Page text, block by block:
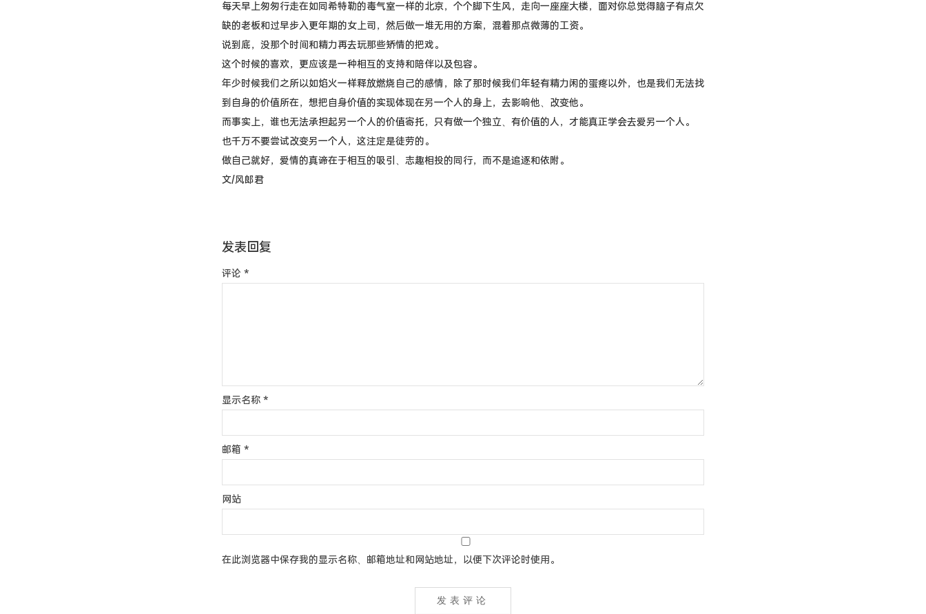
每天早上匆匆行走在如同希特勒的毒气室一样的北京，个个脚下生风，走向一座座大楼，面对你总觉得脑子有点欠
缺的老板和过早步入更年期的女上司，然后做一堆无用的方案，混着那点微薄的工资。
说到底，没那个时间和精力再去玩那些矫情的把戏。
这个时候的喜欢，更应该是一种相互的支持和陪伴以及包容。
年少时候我们之所以如焰火一样释放燃烧自己的感情，除了那时候我们年轻有精力闲的蛋疼以外，也是我们无法找
到自身的价值所在，想把自身价值的实现体现在另一个人的身上，去影响他、改变他。
而事实上，谁也无法承担起另一个人的价值寄托，只有做一个独立、有价值的人，才能真正学会去爱另一个人。
也千万不要尝试改变另一个人，这注定是徒劳的。
做自己就好，爱情的真谛在于相互的吸引、志趣相投的同行，而不是追逐和依附。
文/风郎君
发表回复
评论 *
显示名称 *
邮箱 *
网站
在此浏览器中保存我的显示名称、邮箱地址和网站地址，以便下次评论时使用。